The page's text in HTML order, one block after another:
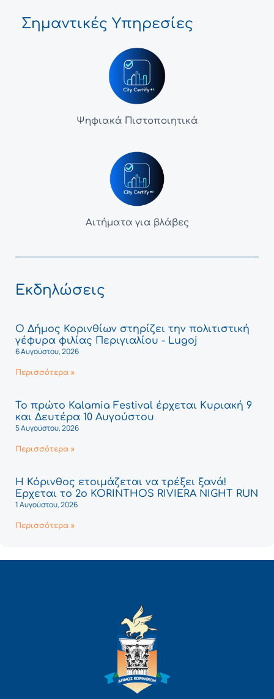
Σημαντικές Υπηρεσίες
Ψηφιακά Πιστοποιητικά
Αιτήματα για βλάβες
Εκδηλώσεις
Ο Δήμος Κορινθίων στηρίζει την πολιτιστική
γέφυρα φιλίας Περιγιαλίου - Lugoj
6 Αυγούστου, 2026
Περισσότερα »
Το πρώτο Kalamia Festival έρχεται Κυριακή 9
και Δευτέρα 10 Αυγούστου
5 Αυγούστου, 2026
Περισσότερα »
Η Κόρινθος ετοιμάζεται να τρέξει ξανά!
Έρχεται το 2ο KORINTHOS RIVIERA NIGHT RUN
1 Αυγούστου, 2026
Περισσότερα »